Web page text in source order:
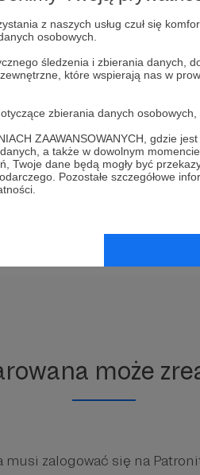
z naszych usług czuł się
osobowych.
śledzenia i zbierania danych,
które wspierają nas w
zbierania danych osobowych,
ZAAWANSOWANYCH, gdzie
a także w dowolnym
Twoje dane będą mogły być
Pozostałe szczegółowe
Kup kupon
2 Opłać wsparcie
3 Prześlij
może
musi zalogować się na